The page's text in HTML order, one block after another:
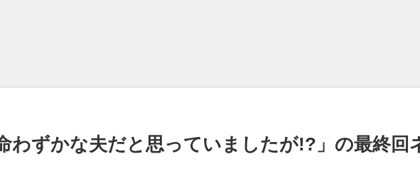
わずかな夫だと思っていましたが!?」の最終回